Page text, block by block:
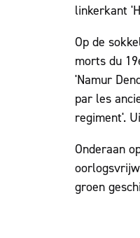
linkerkant
Op de
morts du
'Namur
par les
regiment'.
Onderaan
groen